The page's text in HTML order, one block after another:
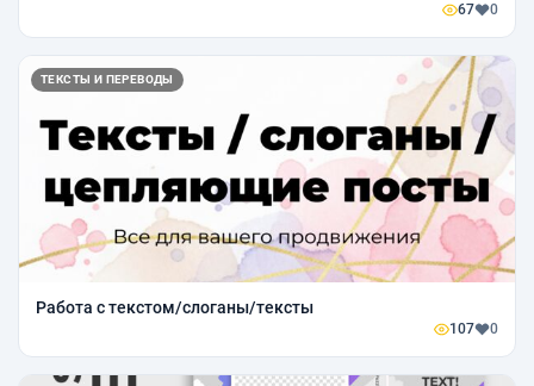
67 0
ТЕКСТЫ И ПЕРЕВОДЫ
Работа с текстом/слоганы/тексты
107 0